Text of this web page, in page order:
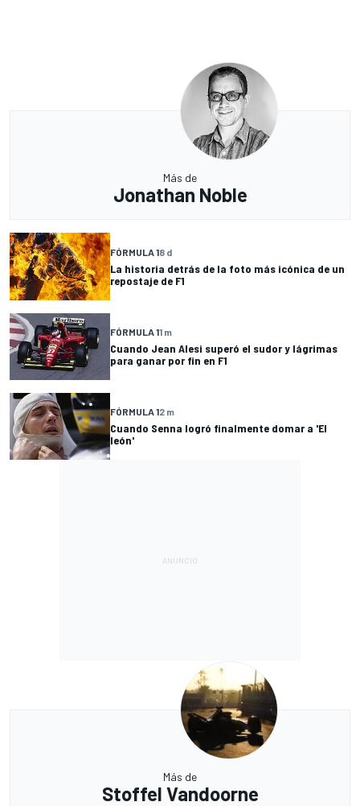
Más de
Jonathan Noble
FÓRMULA 18 d
La historia detrás de la foto más icónica de un
repostaje de F1
FÓRMULA 11 m
Cuando Jean Alesi superó el sudor y lágrimas
para ganar por fin en F1
FÓRMULA 12 m
Cuando Senna logró finalmente domar a 'El
león'
Más de
Stoffel Vandoorne